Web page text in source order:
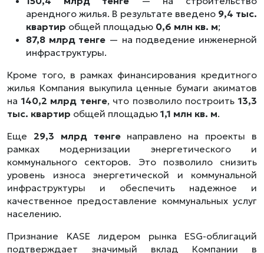
арендного жилья. В результате введено 9,4 тыс.
квартир общей площадью 0,6 млн кв. м;
87,8 млрд тенге — на подведение инженерной
инфраструктуры.
Кроме того, в рамках финансирования кредитного
жилья Компания выкупила ценные бумаги акиматов
на 140,2 млрд тенге, что позволило построить13,3
тыс. квартир общей площадью 1,1 млн кв. м.
Еще 29,3 млрд тенгенаправлено на проекты в
рамках модернизации энергетического и
коммунального секторов. Это позволило снизить
уровень износа энергетической и коммунальной
инфраструктуры и обеспечить надежное и
качественное предоставление коммунальных услуг
населению.
Признание KASE лидером рынка ESG-облигаций
подтверждает значимый вклад Компании в